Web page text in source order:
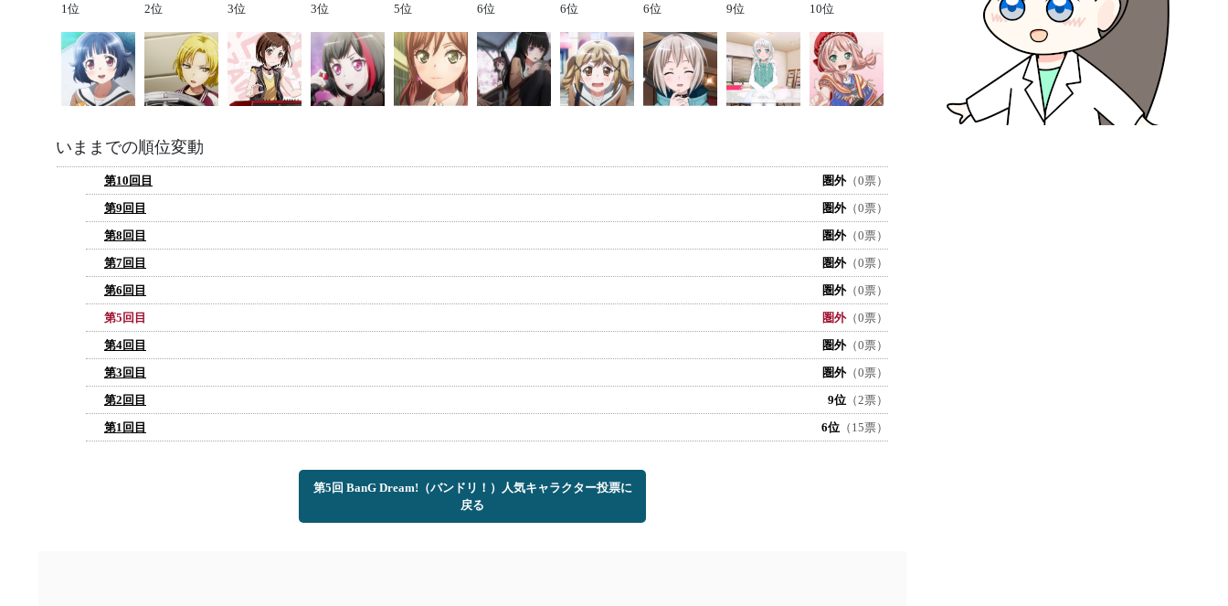
1位 2位 3位 3位 5位 6位 6位 6位 9位 10位
いままでの順位変動
第10回目 圏外（0票）
第9回目
圏外（0票）
第8回目
圏外（0票）
第7回目
圏外（0票）
第6回目
圏外（0票）
第5回目
圏外（0票）
第4回目
圏外（0票）
第3回目
圏外（0票）
第2回目
9位 （2票）
第1回目
6位 （15票）
第5回 BanG Dream!（バンドリ！）人気キャラクター投票に
戻る